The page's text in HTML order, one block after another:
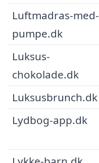
Luftmadras-med-
pumpe.dk
Luksus-
chokolade.dk
Luksusbrunch.dk
Lydbog-app.dk